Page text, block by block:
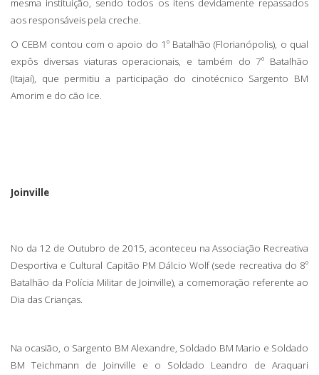
mesma instituição, sendo todos os itens devidamente repassados
aos responsáveis pela creche.
O CEBM contou com o apoio do 1º Batalhão (Florianópolis), o qual
expôs diversas viaturas operacionais, e também do 7º Batalhão
(Itajaí), que permitiu a participação do cinotécnico Sargento BM
Amorim e do cão Ice.
Joinville
No da 12 de Outubro de 2015, aconteceu na Associação Recreativa
Desportiva e Cultural Capitão PM Dálcio Wolf (sede recreativa do 8º
Batalhão da Polícia Militar de Joinville), a comemoração referente ao
Dia das Crianças.
Na ocasião, o Sargento BM Alexandre, Soldado BM Mario e Soldado
BM Teichmann de Joinville e o Soldado Leandro de Araquari